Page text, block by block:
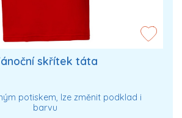
skřítek táta
potiskem, lze změnit podklad i
barvu